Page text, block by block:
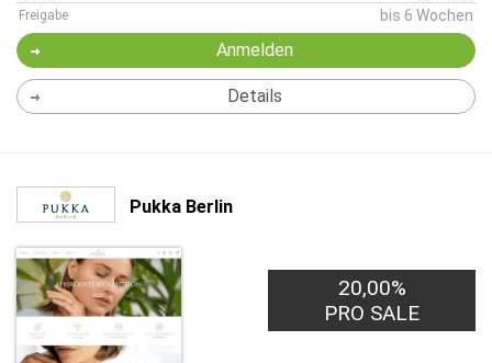
Freigabe bis 6 Wochen
Anmelden
Details
Pukka Berlin
20,00%
PRO SALE